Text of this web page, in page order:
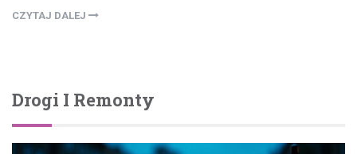
CZYTAJ DALEJ
Drogi I Remonty